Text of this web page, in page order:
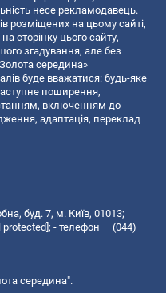
несе рекламодавець.
розміщених на цьому сайті,
сторінку цього сайту,
згадування, але без
середина»
буде вважатися: будь-яке
поширення,
включенням до
адаптація, переклад
буд. 7, м. Київ, 01013;
protected] ; - телефон — (044)
середина".